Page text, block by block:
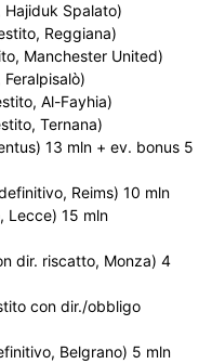
Spalato)
Reggiana)
Manchester United)
Al-Fayhia)
Ternana)
13 mln + ev. bonus 5
Reims) 10 mln
Lecce) 15 mln
dir. riscatto, Monza) 4
con dir./obbligo
Belgrano) 5 mln